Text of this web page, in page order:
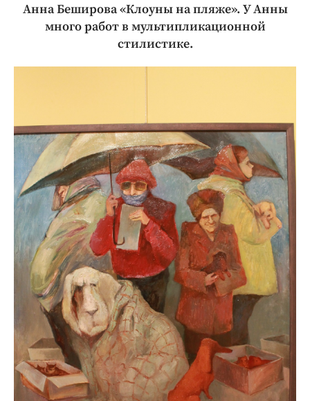
Анна Беширова «Клоуны на пляже». У Анны
много работ в мультипликационной
стилистике.